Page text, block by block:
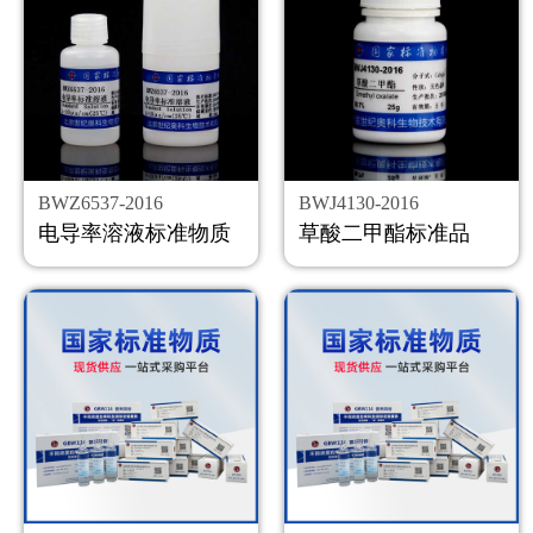
BWZ6537-2016
电导率溶液标准物质
BWJ4130-2016
草酸二甲酯标准品
公司主页
购物车
会员中心
联系我们
返回主页